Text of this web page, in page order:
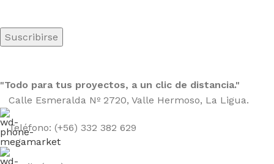
"Todo para tus proyectos, a un clic de distancia."
Calle Esmeralda Nº 2720, Valle Hermoso, La Ligua.
Teléfono: (+56) 332 382 629